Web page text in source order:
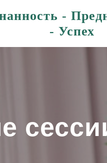
-
- Успех